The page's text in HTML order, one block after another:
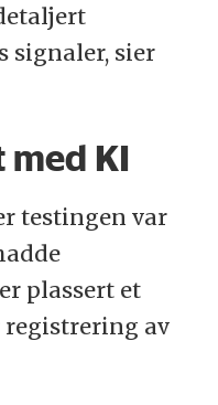
signaler, sier
KI
testingen var
plassert et
av